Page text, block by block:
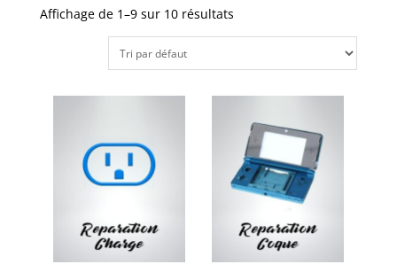
Affichage de 1–9 sur 10 résultats